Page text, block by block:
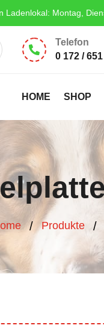
Ladenlokal: Montag,

Telefon
0 172 /
HOME SHOP
/ Produkte /